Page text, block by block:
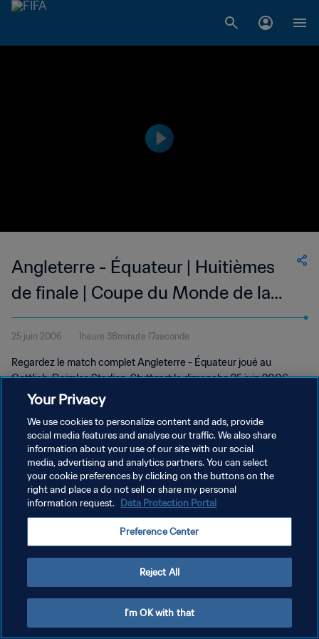
Angleterre - Équateur | Huitièmes
de finale | Coupe du Monde de la
FIFA, Allemagne 2006™ | Match
complet
25 juin 2006 1heure 38minute 17seconde
Regardez le match complet Angleterre - Équateur joué au
Gottlieb-Daimler-Stadion, Stuttgart le dimanche 25 juin 2006.
POLITIQUE DE CONFIDENTIALITÉ
CONDITIONS D'UTILISATION
GÉRER VOS PRÉFÉRENCES SUR LES COOKIES
Your Privacy
We use cookies to personalize content and ads, provide
social media features and analyse our traffic. We also share
information about your use of our site with our social
media, advertising and analytics partners. You can select
your cookie preferences by clicking on the buttons on the
right and place a do not sell or share my personal
information request. Data Protection Portal
Preference Center
Reject All
I'm OK with that